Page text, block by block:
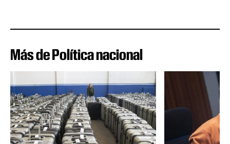
Más de Política nacional